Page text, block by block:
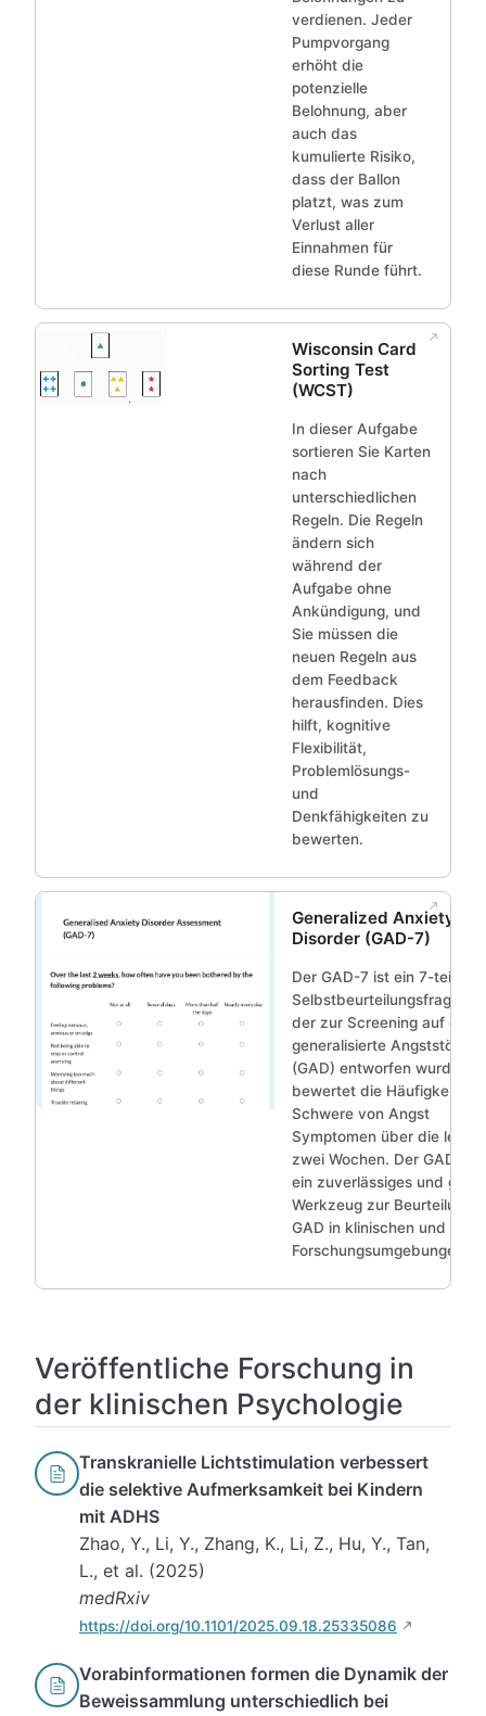
verdienen. Jeder
Pumpvorgang
erhöht die
potenzielle
Belohnung, aber
auch das
kumulierte Risiko,
dass der Ballon
platzt, was zum
Verlust aller
Einnahmen für
diese Runde führt.
Wisconsin Card
Sorting Test
(WCST)
In dieser Aufgabe
sortieren Sie Karten
nach
unterschiedlichen
Regeln. Die Regeln
ändern sich
während der
Aufgabe ohne
Ankündigung, und
Sie müssen die
neuen Regeln aus
dem Feedback
herausfinden. Dies
hilft, kognitive
Flexibilität,
Problemlösungs-
und
Denkfähigkeiten zu
bewerten.
Generalized Anxiety
Disorder (GAD-7)
Der GAD-7 ist ein 7-teiliger
der zur Screening auf eine
generalisierte Angststörung
(GAD) entworfen wurde. Er
bewertet die Häufigkeit
Schwere von Angst
Symptomen über die
zwei Wochen. Der GAD-7
ein zuverlässiges und
Werkzeug zur Beurteilung
GAD in klinischen und
Forschungsumgebungen.
Veröffentliche Forschung in
der klinischen Psychologie
Transkranielle Lichtstimulation verbessert
die selektive Aufmerksamkeit bei Kindern
mit ADHS
Zhao, Y., Li, Y., Zhang, K., Li, Z., Hu, Y., Tan,
L., et al. (2025)
medRxiv
https://doi.org/10.1101/2025.09.18.25335086
Vorabinformationen formen die Dynamik der
Beweissammlung unterschiedlich bei